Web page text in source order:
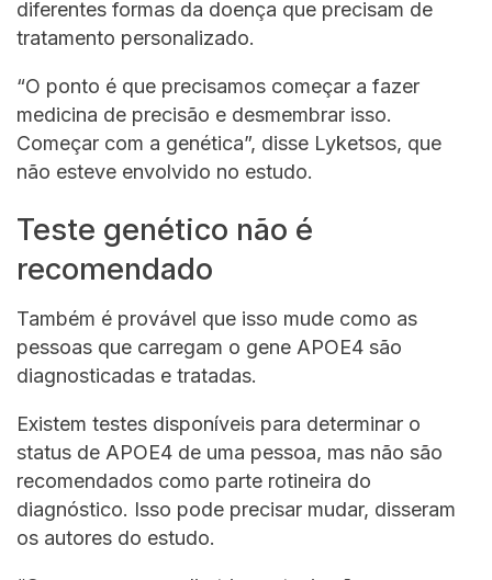
diferentes formas da doença que precisam de
tratamento personalizado.
“O ponto é que precisamos começar a fazer
medicina de precisão e desmembrar isso.
Começar com a genética”, disse Lyketsos, que
não esteve envolvido no estudo.
Teste genético não é
recomendado
Também é provável que isso mude como as
pessoas que carregam o gene APOE4 são
diagnosticadas e tratadas.
Existem testes disponíveis para determinar o
status de APOE4 de uma pessoa, mas não são
recomendados como parte rotineira do
diagnóstico. Isso pode precisar mudar, disseram
os autores do estudo.